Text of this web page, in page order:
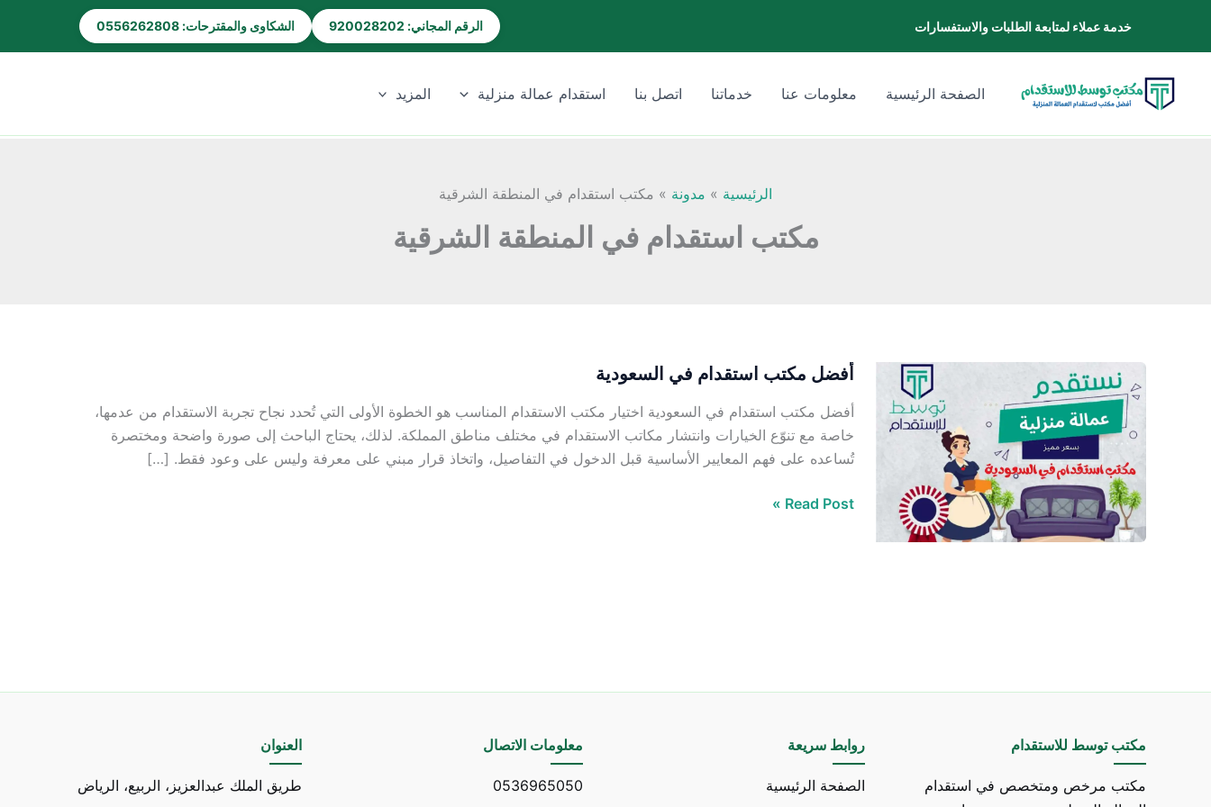
خدمة عملاء لمتابعة الطلبات والاستفسارات الرقم المجاني: 920028202 الشكاوى والمقترحات: 0556262808
المحتوى
الصفحة الرئيسية
معلومات عنا خدماتنا اتصل بنا استقدام عمالة منزلية المزيد
الرئيسية مدونة مكتب استقدام في المنطقة الشرقية
مكتب استقدام في المنطقة الشرقية
أفضل مكتب استقدام في السعودية
أفضل مكتب استقدام في السعودية اختيار مكتب الاستقدام المناسب هو الخطوة الأولى التي تُحدد نجاح تجربة الاستقدام من عدمها،
خاصة مع تنوّع الخيارات وانتشار مكاتب الاستقدام في مختلف مناطق المملكة. لذلك، يحتاج الباحث إلى صورة واضحة ومختصرة
تُساعده على فهم المعايير الأساسية قبل الدخول في التفاصيل، واتخاذ قرار مبني على معرفة وليس على وعود فقط. […]
أفضل
استقدام
في
السعودية
Read Post »
مكتب توسط للاستقدام
مكتب مرخص ومتخصص في استقدام
روابط سريعة
الصفحة الرئيسية
معلومات الاتصال
0536965050
العنوان
طريق الملك عبدالعزيز، الربيع، الرياض